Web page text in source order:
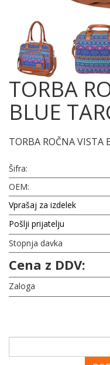
TORBA
BLUE
TORBA ROČNA VISTA
Šifra:
OEM:
Vprašaj za izdelek
Pošlji prijatelju
Stopnja davka
Cena z DDV:
Zaloga